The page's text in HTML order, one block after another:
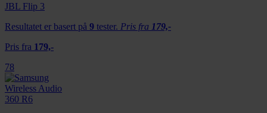
JBL Flip 3
Resultatet er basert på 9 tester. Pris fra 179,-
Pris fra 179,-
78